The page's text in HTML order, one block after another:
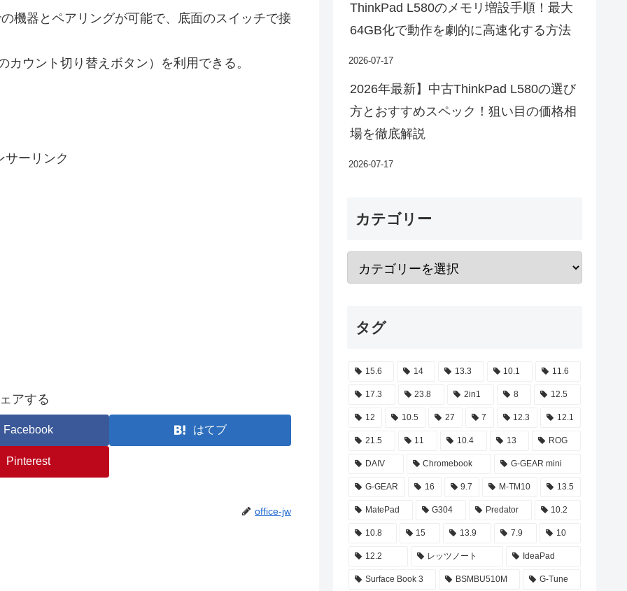
機器とペアリングが可能で、底面のスイッチで接
ウント切り替えボタン）を利用できる。
サーリンク
アする
Facebook はてブ
Pinterest
office-jw
ThinkPad L580のメモリ増設手順！最大
64GB化で動作を劇的に高速化する方法
2026-07-17
2026年最新】中古ThinkPad L580の選び
方とおすすめスペック！狙い目の価格相
場を徹底解説
2026-07-17
カテゴリー
タグ
15.6 14 13.3 10.1 11.6
17.3 23.8 2in1 8 12.5
12 10.5 27 7 12.3 12.1
21.5 11 10.4 13 ROG
DAIV Chromebook G-GEAR mini
G-GEAR 16 9.7 M-TM10 13.5
MatePad G304 Predator 10.2
10.8 15 13.9 7.9 10
12.2 レッツノート IdeaPad
Surface Book 3 BSMBU510M G-Tune